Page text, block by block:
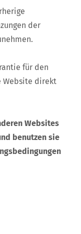
der
für den
Website direkt
Websites
benutzen sie